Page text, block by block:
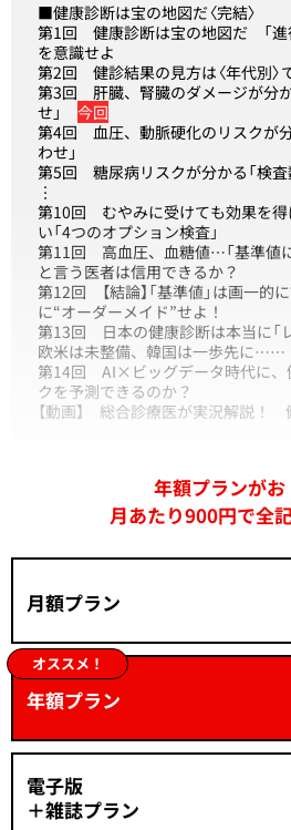
■健康診断は宝の地図だ〈完結〉
第1回 健康診断は宝の地図だ 「進
を意識せよ
第2回 健診結果の見方は〈年代別〉
第3回 肝臓、腎臓のダメージが分
せ」
今回
第4回 血圧、動脈硬化のリスクが
わせ」
第5回 糖尿病リスクが分かる「検
︙
第10回 むやみに受けても効果を
い「4つのオプション検査」
第11回 高血圧、血糖値…「基準値
と言う医者は信用できるか？
第12回 【結論】「基準値」は画一
に“オーダーメイド”せよ！
第13回 日本の健康診断は本当に「
欧米は未整備、韓国は一歩先に……
第14回 AI×ビッグデータ時代に、
クを予測できるのか？
【動画】 総合診療医が実況解説！
年額プランがお
月あたり900円で全
月額プラン
オススメ！
年額プラン
電子版
＋雑誌プラン